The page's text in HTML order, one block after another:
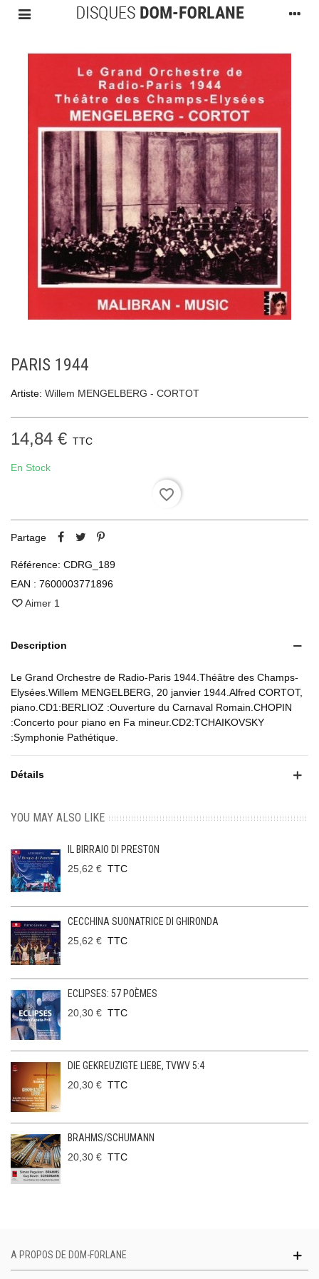
PARIS 1944
Artiste: Willem MENGELBERG - CORTOT
14,84 € TTC
En Stock
favorite_border
Partage
Référence: CDRG_189
EAN : 7600003771896
Aimer 1
Description
Le Grand Orchestre de Radio-Paris 1944.Théâtre des Champs-
Elysées.Willem MENGELBERG, 20 janvier 1944.Alfred CORTOT,
piano.CD1:BERLIOZ :Ouverture du Carnaval Romain.CHOPIN
:Concerto pour piano en Fa mineur.CD2:TCHAIKOVSKY
:Symphonie Pathétique.
Détails
YOU MAY ALSO LIKE
IL BIRRAIO DI PRESTON
25,62 € TTC
CECCHINA SUONATRICE DI GHIRONDA
25,62 € TTC
ECLIPSES: 57 POÈMES
20,30 € TTC
DIE GEKREUZIGTE LIEBE, TVWV 5:4
20,30 € TTC
BRAHMS/SCHUMANN
20,30 € TTC
A PROPOS DE DOM-FORLANE